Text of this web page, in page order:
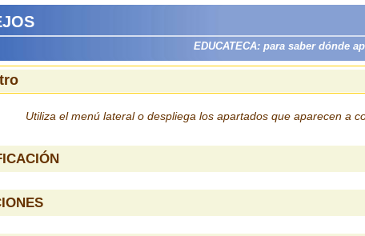
EDUCATECA: para saber dónde
Utiliza el menú lateral o despliega los apartados que aparecen a